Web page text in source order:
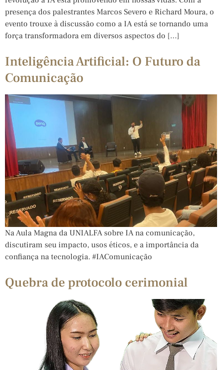
presença dos palestrantes Marcos Severo e Richard Moura, o
evento trouxe à discussão como a IA está se tornando uma
força transformadora em diversos aspectos do […]
Inteligência Artificial: O Futuro da
Comunicação
Na Aula Magna da UNIALFA sobre IA na comunicação,
discutiram seu impacto, usos éticos, e a importância da
confiança na tecnologia. #IAComunicação
Quebra de protocolo cerimonial